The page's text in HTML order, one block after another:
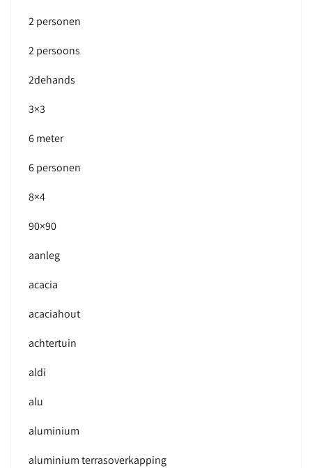
2 personen
2 persoons
2dehands
3×3
6 meter
6 personen
8×4
90×90
aanleg
acacia
acaciahout
achtertuin
aldi
alu
aluminium
aluminium terrasoverkapping